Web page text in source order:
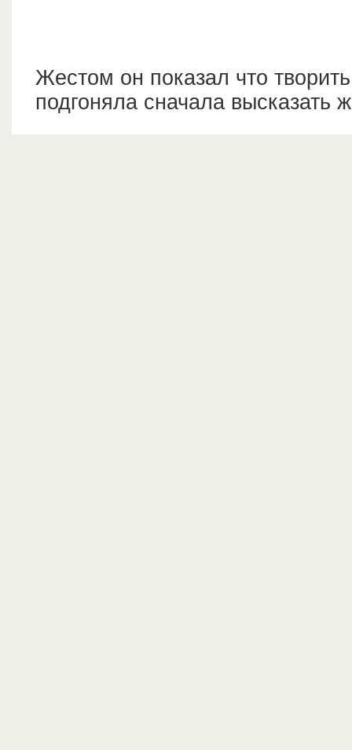
Жестом он показал что
подгоняла сначала высказать